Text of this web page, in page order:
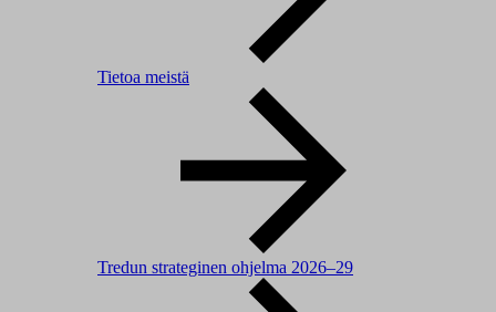
Tietoa meistä
Tredun strateginen ohjelma 2026–29